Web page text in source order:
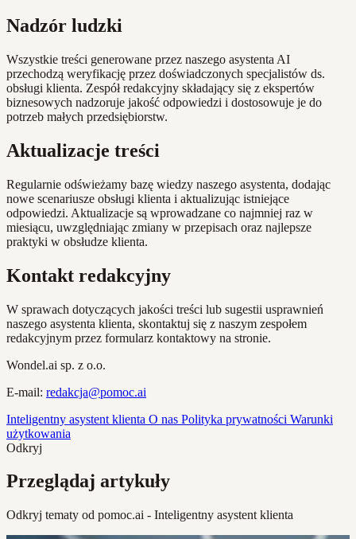
Nadzór ludzki
Wszystkie treści generowane przez naszego asystenta AI
przechodzą weryfikację przez doświadczonych specjalistów ds.
obsługi klienta. Zespół redakcyjny składający się z ekspertów
biznesowych nadzoruje jakość odpowiedzi i dostosowuje je do
potrzeb małych przedsiębiorstw.
Aktualizacje treści
Regularnie odświeżamy bazę wiedzy naszego asystenta, dodając
nowe scenariusze obsługi klienta i aktualizując istniejące
odpowiedzi. Aktualizacje są wprowadzane co najmniej raz w
miesiącu, uwzględniając zmiany w przepisach oraz najlepsze
praktyki w obsłudze klienta.
Kontakt redakcyjny
W sprawach dotyczących jakości treści lub sugestii usprawnień
naszego asystenta klienta, skontaktuj się z naszym zespołem
redakcyjnym przez formularz kontaktowy na stronie.
Wondel.ai sp. z o.o.
E-mail: redakcja@pomoc.ai
Inteligentny asystent klienta O nas Polityka prywatności Warunki
użytkowania
Odkryj
Przeglądaj artykuły
Odkryj tematy od pomoc.ai - Inteligentny asystent klienta